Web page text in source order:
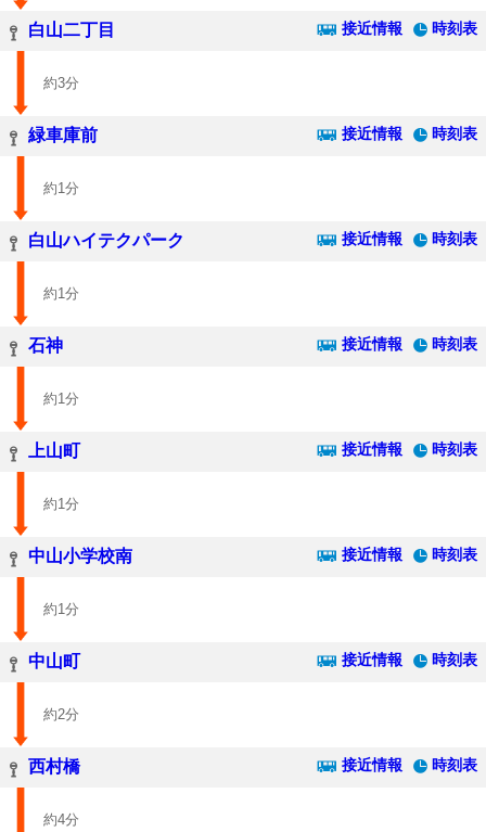
白山二丁目 接近情報 時刻表
約3分
緑車庫前 接近情報 時刻表
約1分
白山ハイテクパーク 接近情報 時刻表
約1分
石神 接近情報 時刻表
約1分
上山町 接近情報 時刻表
約1分
中山小学校南 接近情報 時刻表
約1分
中山町 接近情報 時刻表
約2分
西村橋 接近情報 時刻表
約4分